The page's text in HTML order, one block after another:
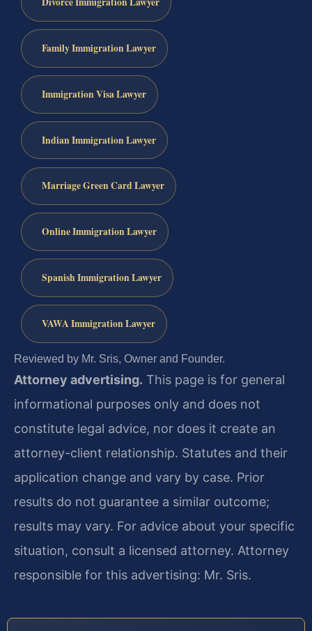
Family Immigration Lawyer
Immigration Visa Lawyer
Indian Immigration Lawyer
Marriage Green Card Lawyer
Online Immigration Lawyer
Spanish Immigration Lawyer
VAWA Immigration Lawyer
Reviewed by Mr. Sris, Owner and Founder.
Attorney advertising. This page is for general
informational purposes only and does not
constitute legal advice, nor does it create an
attorney-client relationship. Statutes and their
application change and vary by case. Prior
results do not guarantee a similar outcome;
results may vary. For advice about your specific
situation, consult a licensed attorney. Attorney
responsible for this advertising: Mr. Sris.